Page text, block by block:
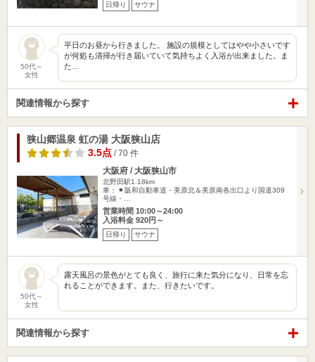
日帰り サウナ
50代～
女性
平日のお昼から行きました。 施設の規模としてはやや小さいです
が何処も清掃が行き届いていて気持ちよく入浴が出来ました。ま
た…
関連情報から探す
狭山郷温泉 虹の湯 大阪狭山店
3.5点 / 70 件
大阪府 / 大阪狭山市
北野田駅1.18km
車： ◾️ 阪和自動車道・美原北＆美原南各出口より国道309
号線・…
営業時間 10:00～24:00
入浴料金 920円～
日帰り サウナ
50代～
女性
露天風呂の景色がとても良く、旅行に来た気分になり、日常を忘
れることができます。また、行きたいです。
関連情報から探す